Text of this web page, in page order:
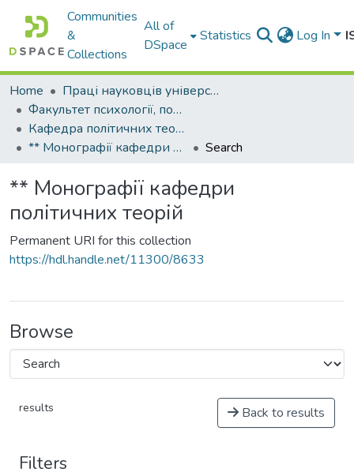
Communities
&
Collections
All of
DSpace
Statistics Log In
Home
Праці науковців університету
Факультет психології, політології та соціології
Кафедра політичних теорій
** Монографії кафедри політичних теорій
Search
** Монографії кафедри
політичних теорій
Permanent URI for this collection
https://hdl.handle.net/11300/8633
Browse
results Back to results
Filters